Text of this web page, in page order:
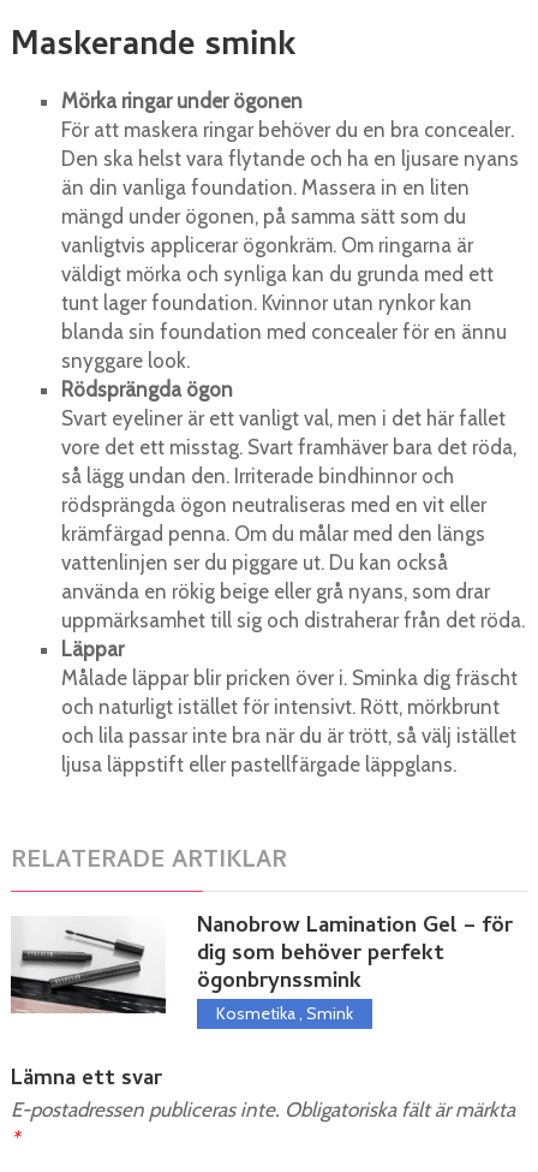
Maskerande smink
Mörka ringar under ögonen
För att maskera ringar behöver du en bra concealer.
Den ska helst vara flytande och ha en ljusare nyans
än din vanliga foundation. Massera in en liten
mängd under ögonen, på samma sätt som du
vanligtvis applicerar ögonkräm. Om ringarna är
väldigt mörka och synliga kan du grunda med ett
tunt lager foundation. Kvinnor utan rynkor kan
blanda sin foundation med concealer för en ännu
snyggare look.
Rödsprängda ögon
Svart eyeliner är ett vanligt val, men i det här fallet
vore det ett misstag. Svart framhäver bara det röda,
så lägg undan den. Irriterade bindhinnor och
rödsprängda ögon neutraliseras med en vit eller
krämfärgad penna. Om du målar med den längs
vattenlinjen ser du piggare ut. Du kan också
använda en rökig beige eller grå nyans, som drar
uppmärksamhet till sig och distraherar från det röda.
Läppar
Målade läppar blir pricken över i. Sminka dig fräscht
och naturligt istället för intensivt. Rött, mörkbrunt
och lila passar inte bra när du är trött, så välj istället
ljusa läppstift eller pastellfärgade läppglans.
RELATERADE ARTIKLAR
Nanobrow Lamination Gel – för
dig som behöver perfekt
ögonbrynssmink
Kosmetika, Smink
Lämna ett svar
E-postadressen publiceras inte. Obligatoriska fält är märkta
*